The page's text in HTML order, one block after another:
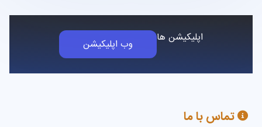
اپلیکیشن ها وب اپلیکیشن
تماس با ما